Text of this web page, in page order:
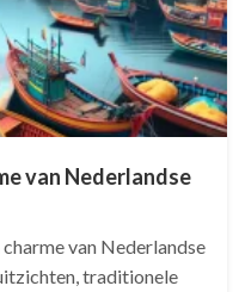
van Nederlandse
van Nederlandse
traditionele